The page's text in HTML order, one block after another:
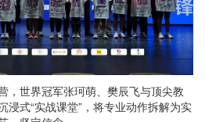
，世界冠军张珂萌、樊辰飞与顶尖教
浸式“实战课堂”，将专业动作拆解为实